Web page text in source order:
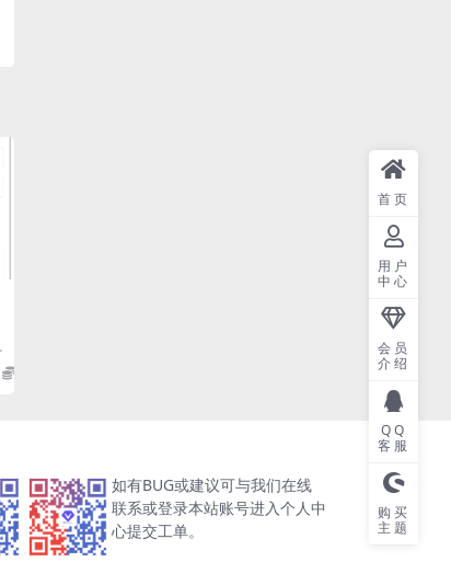
如有BUG或建议可与我们在线
联系或登录本站账号进入个人中
心提交工单。
首页
用户
中心
会员
介绍
QQ
客服
购买
主题